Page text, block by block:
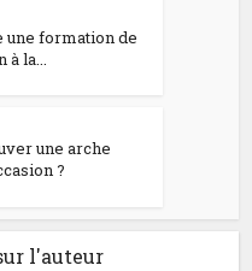
une formation de
à la...
une arche
?
l'auteur